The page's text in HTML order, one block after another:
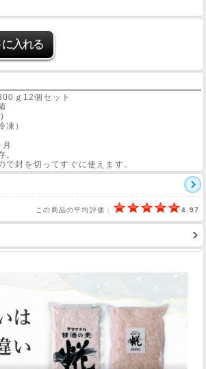
ｇ12個セット
凍）
。
で封を切ってすぐに使えます。
この商品の平均評価： 4.97